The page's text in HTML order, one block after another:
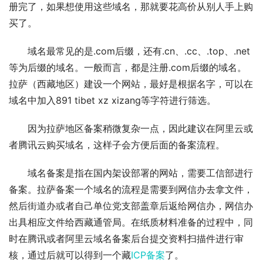
册完了，如果想使用这些域名，那就要花高价从别人手上购
买了。
域名最常见的是.com后缀，还有.cn、.cc、.top、.net
等为后缀的域名。一般而言，都是注册.com后缀的域名。
拉萨（西藏地区）建设一个网站，最好是根据名字，可以在
域名中加入891 tibet xz xizang等字符进行筛选。
因为拉萨地区备案稍微复杂一点，因此建议在阿里云或
者腾讯云购买域名，这样子会方便后面的备案流程。
域名备案是指在国内架设部署的网站，需要工信部进行
备案。拉萨备案一个域名的流程是需要到网信办去拿文件，
然后街道办或者自己单位党支部盖章后返给网信办，网信办
出具相应文件给西藏通管局。在纸质材料准备的过程中，同
时在腾讯或者阿里云域名备案后台提交资料扫描件进行审
核，通过后就可以得到一个藏ICP备案了。